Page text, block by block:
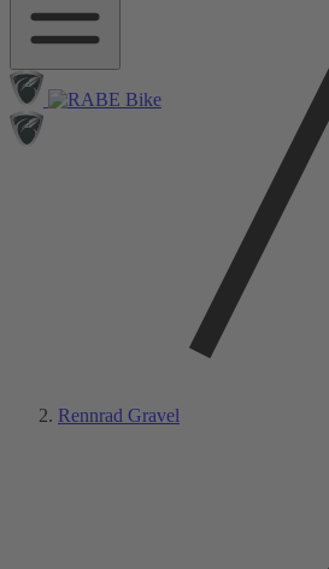
Rennrad Gravel